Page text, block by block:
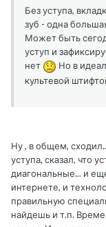
Без уступа,
зуб - одна
Может быть
уступ и
нет
Но в
культевой
Ну , в общем,
уступа, сказал, что
диагональные... и
интернете, и
правильную
найдешь и т.п.